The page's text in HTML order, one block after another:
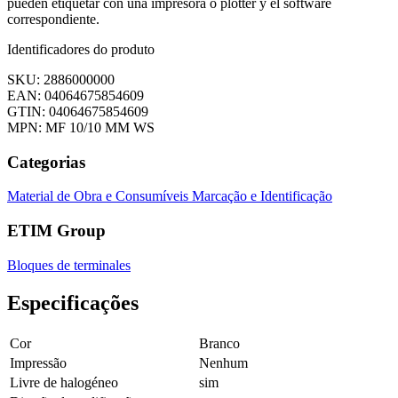
pueden etiquetar con una impresora o plotter y el software
correspondiente.
Identificadores do produto
SKU: 2886000000
EAN: 04064675854609
GTIN: 04064675854609
MPN: MF 10/10 MM WS
Categorias
Material de Obra e Consumíveis Marcação e Identificação
ETIM Group
Bloques de terminales
Especificações
Cor
Branco
Impressão
Nenhum
Livre de halogéneo
sim